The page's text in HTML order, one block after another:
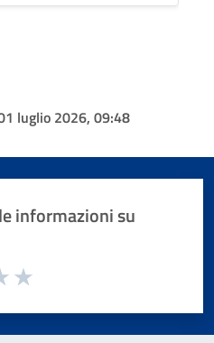
luglio 2026, 09:48
informazioni su